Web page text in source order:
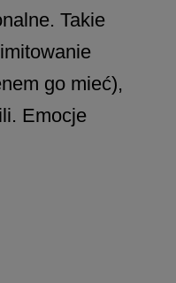
Takie
go mieć),
Emocje